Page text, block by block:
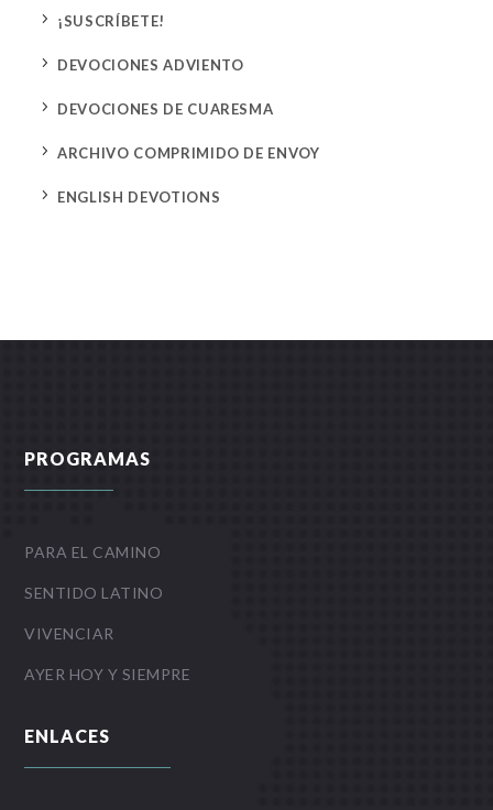
5 ¡SUSCRÍBETE!
5 DEVOCIONES ADVIENTO
5 DEVOCIONES DE CUARESMA
5 ARCHIVO COMPRIMIDO DE ENVOY
5 ENGLISH DEVOTIONS
PROGRAMAS
PARA EL CAMINO
SENTIDO LATINO
VIVENCIAR
AYER HOY Y SIEMPRE
ENLACES